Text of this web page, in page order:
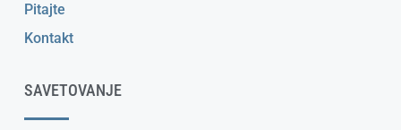
Pitajte
Kontakt
SAVETOVANJE